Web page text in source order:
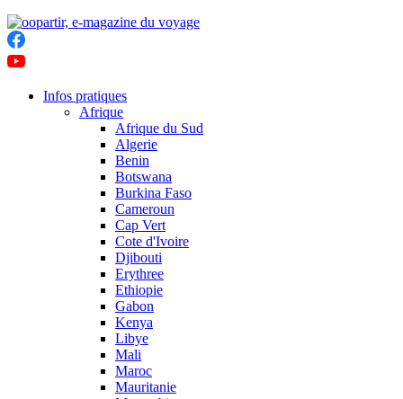
Infos pratiques
Afrique
Afrique du Sud
Algerie
Benin
Botswana
Burkina Faso
Cameroun
Cap Vert
Cote d'Ivoire
Djibouti
Erythree
Ethiopie
Gabon
Kenya
Libye
Mali
Maroc
Mauritanie